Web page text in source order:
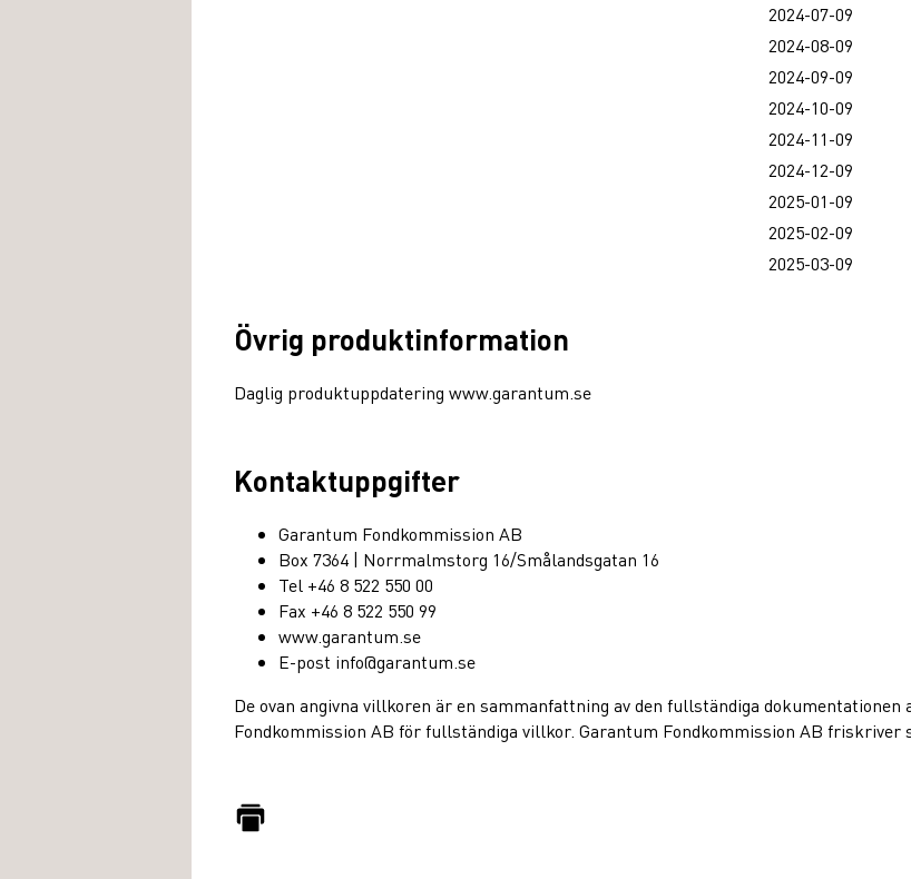
2024-07-09
2024-08-09
2024-09-09
2024-10-09
2024-11-09
2024-12-09
2025-01-09
2025-02-09
2025-03-09
Övrig produktinformation
Daglig produktuppdatering www.garantum.se
Kontaktuppgifter
Garantum Fondkommission AB
Box 7364 | Norrmalmstorg 16/Smålandsgatan 16
Tel +46 8 522 550 00
Fax +46 8 522 550 99
www.garantum.se
E-post info@garantum.se
De ovan angivna villkoren är en sammanfattning av den fullständiga
Fondkommission AB för fullständiga villkor. Garantum Fondkommission AB friskriver